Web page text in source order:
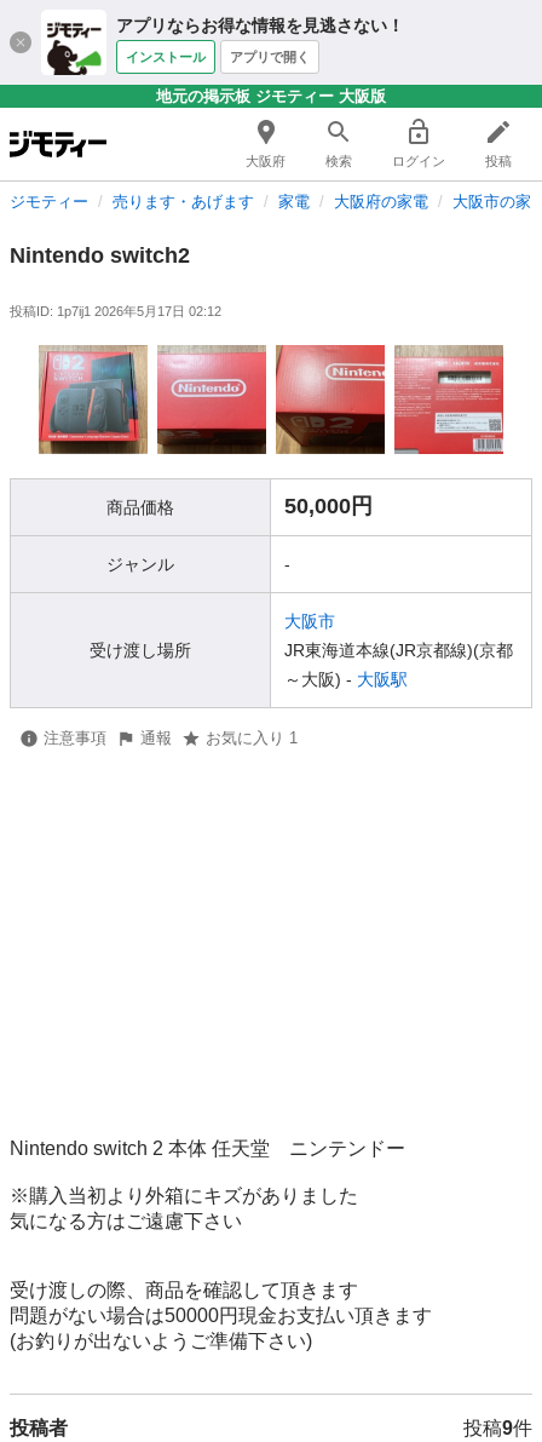
アプリならお得な情報を見逃さない！
インストール アプリで開く
地元の掲示板 ジモティー 大阪版
大阪府 検索 ログイン 投稿
ジモティー 売ります・あげます 家電 大阪府の家電 大阪市の家
Nintendo switch2
投稿ID: 1p7ij1 2026年5月17日 02:12
商品価格 50,000円
ジャンル -
受け渡し場所
大阪市
JR東海道本線(JR京都線)(京都
～大阪) - 大阪駅
注意事項 通報 お気に入り 1
Nintendo switch 2 本体 任天堂　ニンテンドー
※購入当初より外箱にキズがありました
気になる方はご遠慮下さい
受け渡しの際、商品を確認して頂きます
問題がない場合は50000円現金お支払い頂きます
(お釣りが出ないようご準備下さい)
投稿者 投稿9件